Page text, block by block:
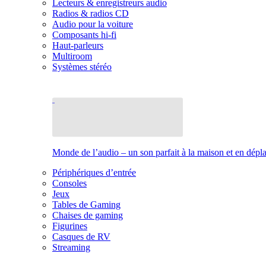
Lecteurs & enregistreurs audio
Radios & radios CD
Audio pour la voiture
Composants hi-fi
Haut-parleurs
Multiroom
Systèmes stéréo
Monde de l’audio – un son parfait à la maison et en
Périphériques d’entrée
Consoles
Jeux
Tables de Gaming
Chaises de gaming
Figurines
Casques de RV
Streaming